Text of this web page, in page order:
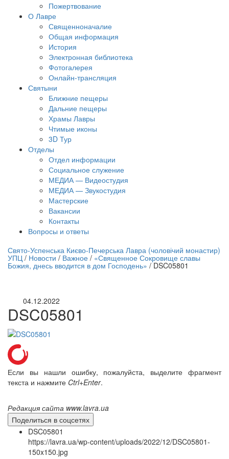
Пожертвование
О Лавре
Священноначалие
Общая информация
История
Электронная библиотека
Фотогалерея
Онлайн-трансляция
Святыни
Ближние пещеры
Дальние пещеры
Храмы Лавры
Чтимые иконы
3D Тур
Отделы
Отдел информации
Социальное служение
МЕДИА — Видеостудия
МЕДИА — Звукостудия
Мастерские
Вакансии
Контакты
Вопросы и ответы
трансляция | 12 сентября
трансляции
Свято-Успенська Києво-Печерська Лавра (чоловічий монастир)
УПЦ / Новости / Важное / «Священное Сокровище славы
Божия, днесь вводится в дом Господень» /DSC05801
04.12.2022
DSC05801
Если вы нашли ошибку, пожалуйста, выделите фрагмент
текста и нажмите Ctrl+Enter.
Редакция сайта www.lavra.ua
Поделиться в соцсетях
DSC05801
https://lavra.ua/wp-content/uploads/2022/12/DSC05801-
150x150.jpg